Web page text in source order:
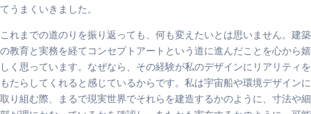
てうまくいきました。
これまでの道のりを振り返っても、何も変えたいとは思いません。建築
の教育と実務を経てコンセプトアートという道に進んだことを心から嬉
しく思っています。なぜなら、その経験が私のデザインにリアリティを
もたらしてくれると感じているからです。私は宇宙船や環境デザインに
取り組む際、まるで現実世界でそれらを建造するかのように、寸法や細